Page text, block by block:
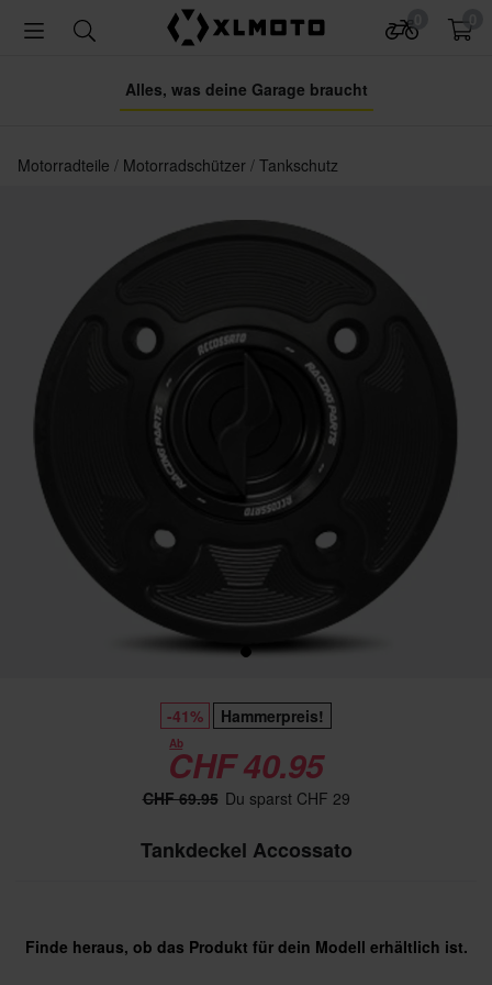
Alles, was deine Garage braucht
Motorradteile Motorradschützer Tankschutz
-41% Hammerpreis!
Ab
CHF 40.95
CHF 69.95 Du sparst CHF 29
Tankdeckel Accossato
Finde heraus, ob das Produkt für dein Modell erhältlich ist.